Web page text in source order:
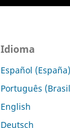
Idioma
Español (España)
Português
English
Deutsch